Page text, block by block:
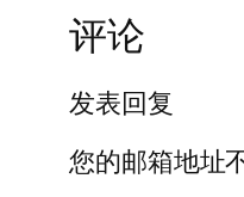
评论
发表回复
您的邮箱地址